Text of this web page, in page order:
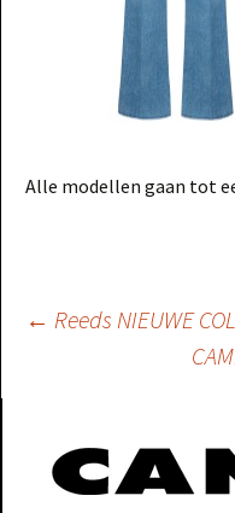
Alle modellen gaan tot
← Reeds NIEUWE